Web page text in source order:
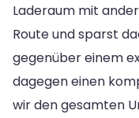
Laderaum mit
Route und sparst
gegenüber einem
dagegen einen
wir den gesamten